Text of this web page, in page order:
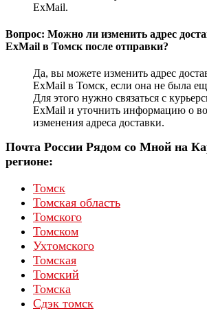
ExMail.
Вопрос: Можно ли изменить адрес
ExMail в Томск после отправки?
Да, вы можете изменить адрес
ExMail в Томск, если она не была
Для этого нужно связаться с
ExMail и уточнить информацию о
изменения адреса доставки.
Почта России Рядом со Мной на
регионе:
Томск
Томская область
Томского
Томском
Ухтомского
Томская
Томский
Томска
Сдэк томск